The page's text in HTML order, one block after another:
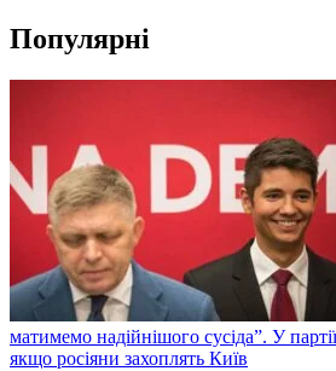
Популярні
матимемо надійнішого сусіда”. У
якщо росіяни захоплять Київ